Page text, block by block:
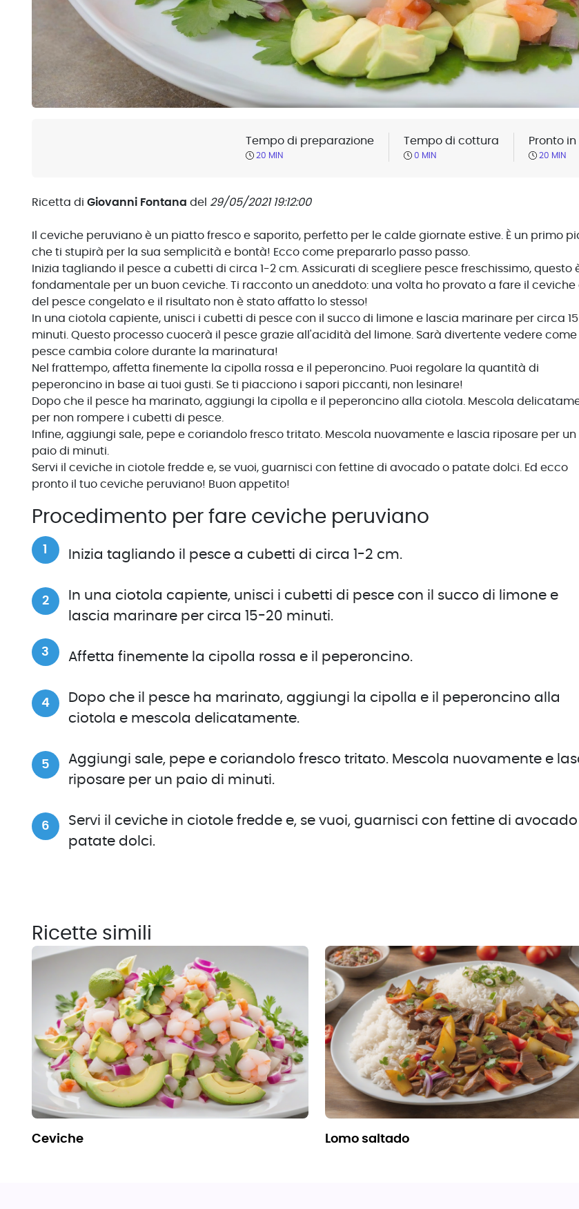
Tempo di preparazione
20 MIN
Tempo di cottura
0 MIN
Pronto in
20 MIN
Ricetta di Giovanni Fontana del 29/05/2021 19:12:00
Il ceviche peruviano è un piatto fresco e saporito, perfetto per le calde giornate estive. È un primo
che ti stupirà per la sua semplicità e bontà! Ecco come prepararlo passo passo.
Inizia tagliando il pesce a cubetti di circa 1-2 cm. Assicurati di scegliere pesce freschissimo, questo
fondamentale per un buon ceviche. Ti racconto un aneddoto: una volta ho provato a fare il ceviche
del pesce congelato e il risultato non è stato affatto lo stesso!
In una ciotola capiente, unisci i cubetti di pesce con il succo di limone e lascia marinare per circa
minuti. Questo processo cuocerà il pesce grazie all'acidità del limone. Sarà divertente vedere come
pesce cambia colore durante la marinatura!
Nel frattempo, affetta finemente la cipolla rossa e il peperoncino. Puoi regolare la quantità di
peperoncino in base ai tuoi gusti. Se ti piacciono i sapori piccanti, non lesinare!
Dopo che il pesce ha marinato, aggiungi la cipolla e il peperoncino alla ciotola. Mescola
per non rompere i cubetti di pesce.
Infine, aggiungi sale, pepe e coriandolo fresco tritato. Mescola nuovamente e lascia riposare per un
paio di minuti.
Servi il ceviche in ciotole fredde e, se vuoi, guarnisci con fettine di avocado o patate dolci. Ed ecco
pronto il tuo ceviche peruviano! Buon appetito!
Procedimento per fare ceviche peruviano
Inizia tagliando il pesce a cubetti di circa 1-2 cm.
In una ciotola capiente, unisci i cubetti di pesce con il succo di limone e
lascia marinare per circa 15-20 minuti.
Affetta finemente la cipolla rossa e il peperoncino.
Dopo che il pesce ha marinato, aggiungi la cipolla e il peperoncino alla
ciotola e mescola delicatamente.
Aggiungi sale, pepe e coriandolo fresco tritato. Mescola nuovamente e
riposare per un paio di minuti.
Servi il ceviche in ciotole fredde e, se vuoi, guarnisci con fettine di avocado
patate dolci.
Ricette simili
ceviche lomo saltado